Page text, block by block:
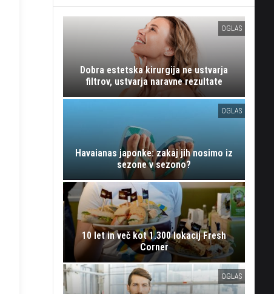
OGLAS
Dobra estetska kirurgija ne ustvarja
filtrov, ustvarja naravne rezultate
OGLAS
Havaianas japonke: zakaj jih nosimo iz
sezone v sezono?
10 let in več kot 1.300 lokacij Fresh
Corner
OGLAS